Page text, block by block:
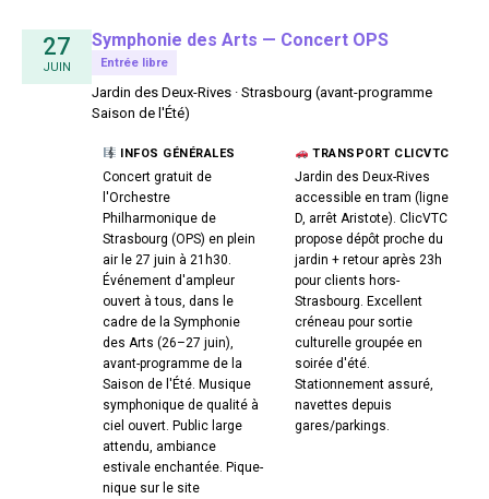
27
JUIN
Symphonie des Arts — Concert OPS
Entrée libre
Jardin des Deux-Rives · Strasbourg (avant-programme
Saison de l'Été)
INFOS GÉNÉRALES
Concert gratuit de
l'Orchestre
Philharmonique de
Strasbourg (OPS) en plein
air le 27 juin à 21h30.
Événement d'ampleur
ouvert à tous, dans le
cadre de la Symphonie
des Arts (26–27 juin),
avant-programme de la
Saison de l'Été. Musique
symphonique de qualité à
ciel ouvert. Public large
attendu, ambiance
estivale enchantée. Pique-
nique sur le site
TRANSPORT CLICVTC
Jardin des Deux-Rives
accessible en tram (ligne
D, arrêt Aristote). ClicVTC
propose dépôt proche du
jardin + retour après 23h
pour clients hors-
Strasbourg. Excellent
créneau pour sortie
culturelle groupée en
soirée d'été.
Stationnement assuré,
navettes depuis
gares/parkings.